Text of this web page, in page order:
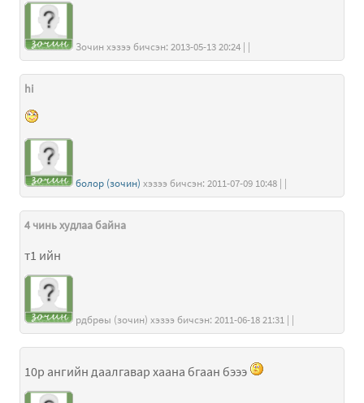
Зочин хэзээ бичсэн: 2013-05-13 20:24 | |
hi
болор (зочин) хэзээ бичсэн: 2011-07-09 10:48 | |
4 чинь худлаа байна
т1 ийн
рдбрөы (зочин) хэзээ бичсэн: 2011-06-18 21:31 | |
10р ангийн даалгавар хаана бгаан бэээ